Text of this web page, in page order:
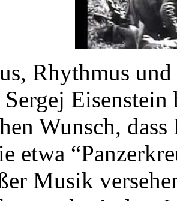
Rhythmus
Eisenstein
Wunsch,
etwa
Musik